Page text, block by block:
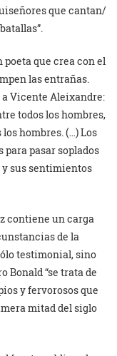
que cantan/
que crea con el
las entrañas.
Vicente Aleixandre:
todos los hombres,
hombres. (…) Los
para pasar soplados
y sus sentimientos
contiene un carga
de la
testimonial, sino
Bonald “se trata de
y fervorosos que
mitad del siglo